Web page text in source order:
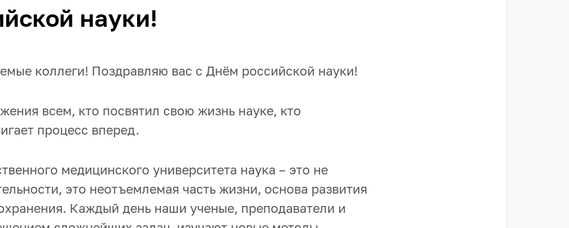
науки!
коллеги! Поздравляю вас с Днём российской науки!
всем, кто посвятил свою жизнь науке, кто
процесс вперед.
медицинского университета наука – это не
это неотъемлемая часть жизни, основа развития
Каждый день наши ученые, преподаватели и